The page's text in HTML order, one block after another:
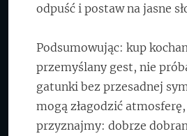
odpuść i postaw na jasne
Podsumowując: kup
przemyślany gest, nie
gatunki bez przesadnej
mogą złagodzić
przyznajmy: dobrze